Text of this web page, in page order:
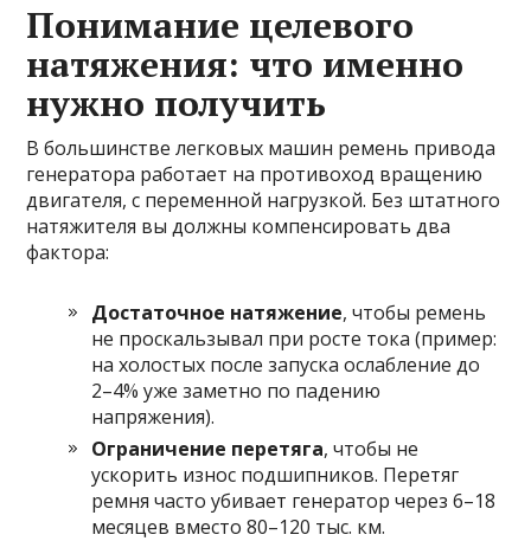
Понимание целевого
натяжения: что именно
нужно получить
В большинстве легковых машин ремень привода
генератора работает на противоход вращению
двигателя, с переменной нагрузкой. Без штатного
натяжителя вы должны компенсировать два
фактора:
Достаточное натяжение, чтобы ремень
не проскальзывал при росте тока (пример:
на холостых после запуска ослабление до
2–4% уже заметно по падению
напряжения).
Ограничение перетяга, чтобы не
ускорить износ подшипников. Перетяг
ремня часто убивает генератор через 6–18
месяцев вместо 80–120 тыс. км.